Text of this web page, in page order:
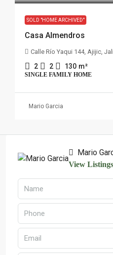
SOLD "HOME ARCHIVED"
Casa Almendros
Calle Río Yaqui 144, Ajijic,
2 2 130 m²
SINGLE FAMILY HOME
Mario Garcia
Mario
View Listings